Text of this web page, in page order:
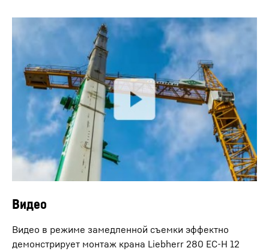
Видео
Видео в режиме замедленной съемки эффектно
демонстрирует монтаж крана Liebherr 280 EC-H 12